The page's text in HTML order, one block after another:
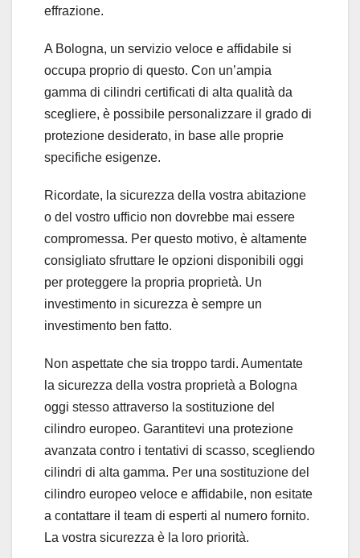
effrazione.
A Bologna, un servizio veloce e affidabile si
occupa proprio di questo. Con un’ampia
gamma di cilindri certificati di alta qualità da
scegliere, è possibile personalizzare il grado di
protezione desiderato, in base alle proprie
specifiche esigenze.
Ricordate, la sicurezza della vostra abitazione
o del vostro ufficio non dovrebbe mai essere
compromessa. Per questo motivo, è altamente
consigliato sfruttare le opzioni disponibili oggi
per proteggere la propria proprietà. Un
investimento in sicurezza è sempre un
investimento ben fatto.
Non aspettate che sia troppo tardi. Aumentate
la sicurezza della vostra proprietà a Bologna
oggi stesso attraverso la sostituzione del
cilindro europeo. Garantitevi una protezione
avanzata contro i tentativi di scasso, scegliendo
cilindri di alta gamma. Per una sostituzione del
cilindro europeo veloce e affidabile, non esitate
a contattare il team di esperti al numero fornito.
La vostra sicurezza è la loro priorità.